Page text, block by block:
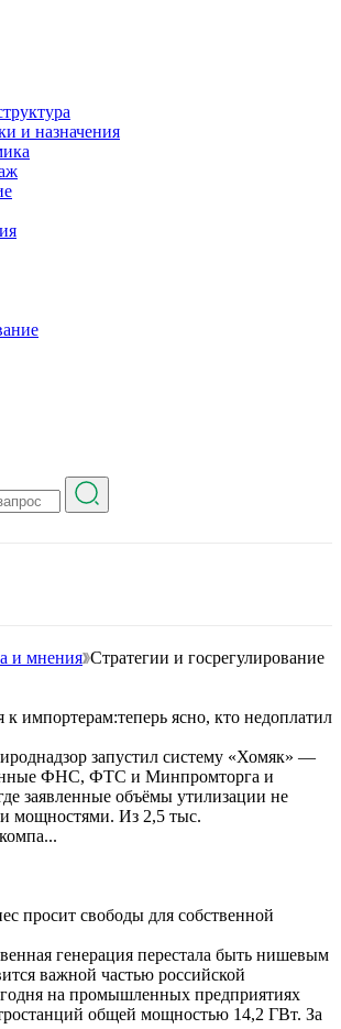
и назначения
и мнения Стратегии и госрегулирование
к импортерам:теперь ясно, кто недоплатил
запустил систему «Хомяк» —
ФНС, ФТС и Минпромторга и
заявленные объёмы утилизации не
мощностями. Из 2,5 тыс.
просит свободы для собственной
генерация перестала быть нишевым
важной частью российской
на промышленных предприятиях
общей мощностью 14,2 ГВт. За